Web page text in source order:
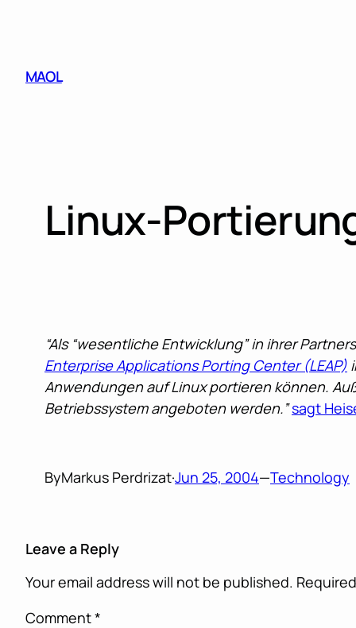
MAOL
Linux-
“Als “wesentliche Entwicklung” in ihrer
Enterprise Applications Porting Center (LEAP)
Anwendungen auf Linux portieren können.
Betriebssystem angeboten werden.”sagt
ByMarkus Perdrizat·Jun 25, 2004—Technology
Leave a Reply
Your email address will not be published.
Comment*